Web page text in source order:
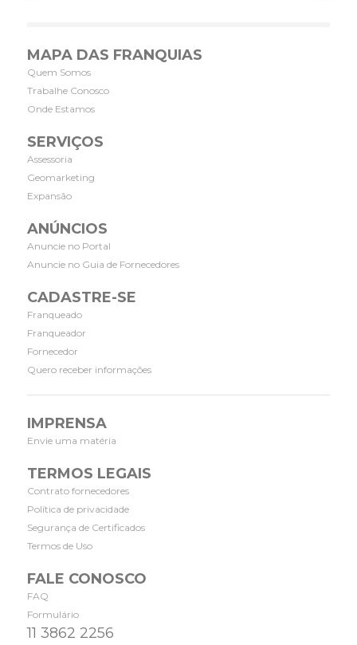
MAPA DAS FRANQUIAS
Quem Somos
Trabalhe Conosco
Onde Estamos
SERVIÇOS
Assessoria
Geomarketing
Expansão
ANÚNCIOS
Anuncie no Portal
Anuncie no Guia de Fornecedores
CADASTRE-SE
Franqueado
Franqueador
Fornecedor
Quero receber informações
IMPRENSA
Envie uma matéria
TERMOS LEGAIS
Contrato fornecedores
Política de privacidade
Segurança de Certificados
Termos de Uso
FALE CONOSCO
FAQ
Formulário
11 3862 2256